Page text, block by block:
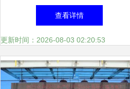
构检查 4家中介被点名通报
查看详情
更新时间：2026-08-03 02:20:53